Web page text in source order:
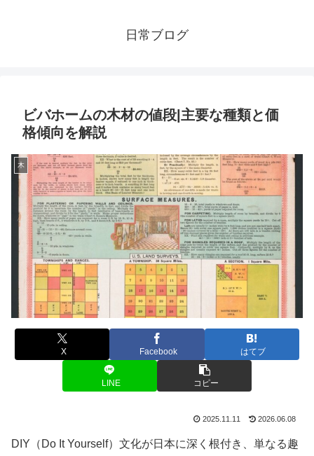
日常ブログ
ビバホームの木材の値段|主要な種類と価
格傾向を解説
木
X Facebook はてブ
LINE コピー
2025.11.11 2026.06.08
DIY（Do It Yourself）文化が日本に深く根付き、単なる趣